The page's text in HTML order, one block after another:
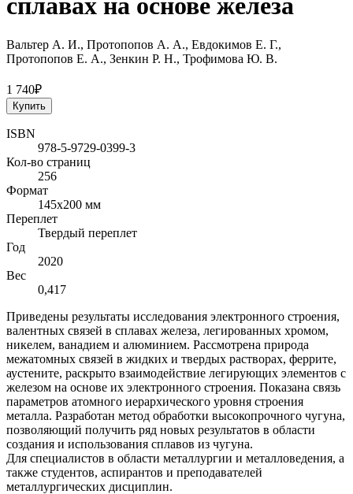
сплавах на основе железа
Вальтер А. И., Протопопов А. А., Евдокимов Е. Г.,
Протопопов Е. А., Зенкин Р. Н., Трофимова Ю. В.
1 740₽
Купить
ISBN
978-5-9729-0399-3
Кол-во страниц
256
Формат
145х200 мм
Переплет
Твердый переплет
Год
2020
Вес
0,417
Приведены результаты исследования электронного строения,
валентных связей в сплавах железа, легированных хромом,
никелем, ванадием и алюминием. Рассмотрена природа
межатомных связей в жидких и твердых растворах, феррите,
аустените, раскрыто взаимодействие легирующих элементов с
железом на основе их электронного строения. Показана связь
параметров атомного иерархического уровня строения
металла. Разработан метод обработки высокопрочного чугуна,
позволяющий получить ряд новых результатов в области
создания и использования сплавов из чугуна.
Для специалистов в области металлургии и металловедения, а
также студентов, аспирантов и преподавателей
металлургических дисциплин.